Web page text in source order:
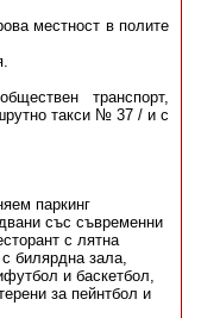
местност в полите
транспорт,
такси № 37 / и с
паркинг
със съвременни
с лятна
билярдна зала,
и баскетбол,
за пейнтбол и